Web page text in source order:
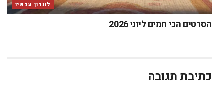
לונדון עכשיו
הסרטים הכי חמים ליוני 2026
כתיבת תגובה